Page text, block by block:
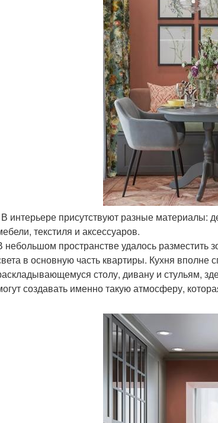
интерьере присутствуют разные материалы:
текстиля и аксессуаров.
небольшом пространстве удалось разместить
в основную часть квартиры. Кухня вполне
столу, дивану и стульям,
создавать именно такую атмосферу,